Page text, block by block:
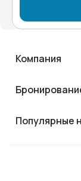
Компания
Популярные